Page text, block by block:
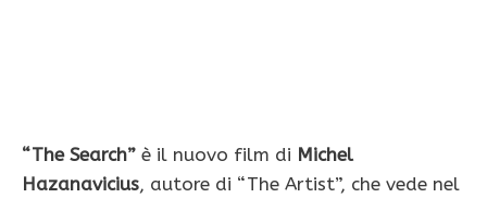
“The Search” è il nuovo film di Michel
Hazanavicius, autore di “The Artist”, che vede nel